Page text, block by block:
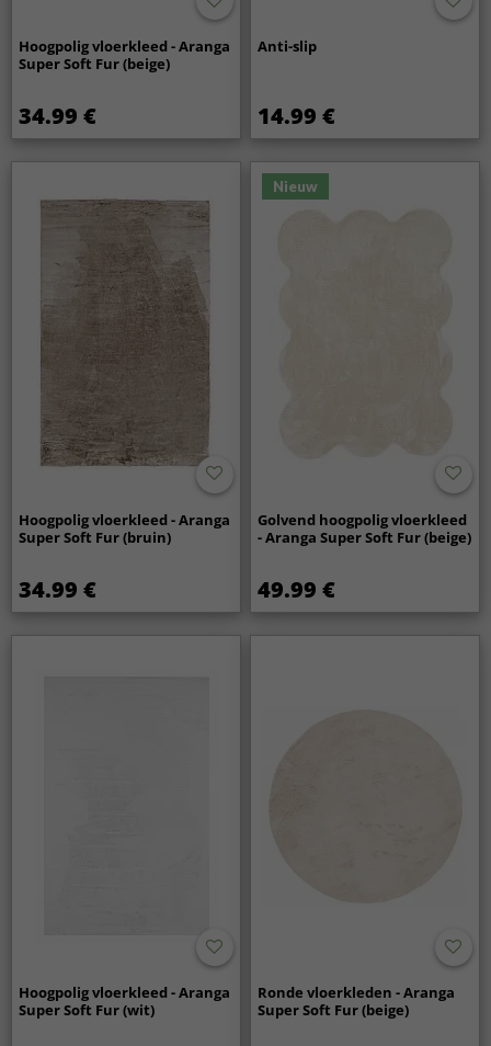
Hoogpolig vloerkleed - Aranga
Super Soft Fur (beige)
34.99 €
Anti-slip
14.99 €
Hoogpolig vloerkleed - Aranga
Super Soft Fur (bruin)
34.99 €
Nieuw
Golvend hoogpolig vloerkleed
- Aranga Super Soft Fur (beige)
49.99 €
Hoogpolig vloerkleed - Aranga
Super Soft Fur (wit)
Ronde vloerkleden - Aranga
Super Soft Fur (beige)